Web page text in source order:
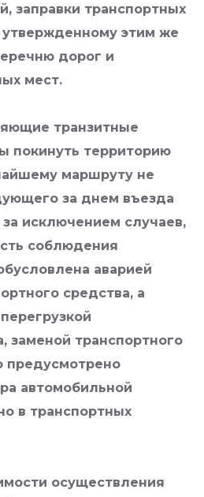
заправки транспортных
утвержденному этим же
дорог и
мест.
транзитные
покинуть территорию
маршруту не
за днем въезда
исключением случаев,
соблюдения
аварией
средства, а
заменой транспортного
предусмотрено
автомобильной
в транспортных
осуществления